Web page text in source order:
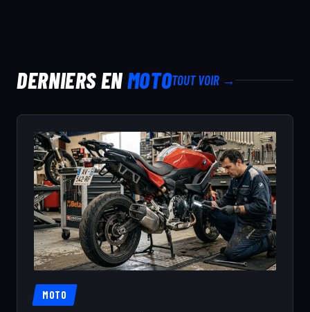
DERNIERS ENMOTOTOUT VOIR →
MOTO